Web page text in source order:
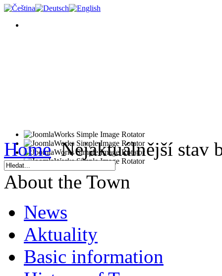
Home Nejaktuálnější stav
About the Town
News
Aktuality
Basic information